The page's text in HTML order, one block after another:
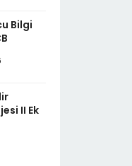
Bilgi
II Ek